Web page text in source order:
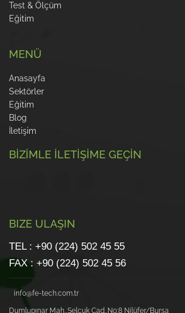
Test & Ölçüm
Eğitim
MENÜ
Anasayfa
Sektörler
Eğitim
Blog
İletişim
BİZİMLE İLETİŞİME GEÇİN
BIZE ULAŞIN
TEL : +90 (224) 502 45 55
FAX : +90 (224) 502 45 56
info@fe-tech.com.tr
Dumlupınar Mah.,Selçuk Cad.,No:8 Nilüfer/Bursa